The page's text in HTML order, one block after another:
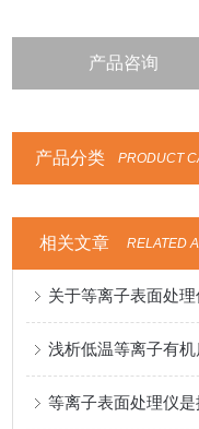
产品咨询
产品分类 PRODUCT
相关文章 RELATED
关于等离子表面处
浅析低温等离子有
等离子表面处理仪